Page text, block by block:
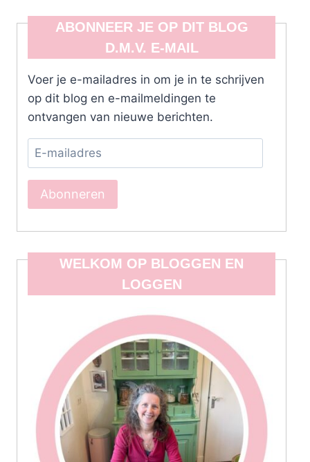
ABONNEER JE OP DIT BLOG
D.M.V. E-MAIL
Voer je e-mailadres in om je in te schrijven
op dit blog en e-mailmeldingen te
ontvangen van nieuwe berichten.
E-
mailadres
Abonneren
WELKOM OP BLOGGEN EN
LOGGEN